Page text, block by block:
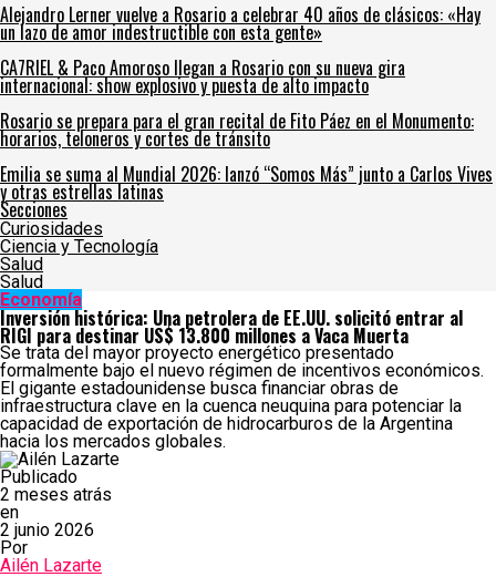
Alejandro Lerner vuelve a Rosario a celebrar 40 años de clásicos: «Hay
un lazo de amor indestructible con esta gente»
CA7RIEL & Paco Amoroso llegan a Rosario con su nueva gira
internacional: show explosivo y puesta de alto impacto
Rosario se prepara para el gran recital de Fito Páez en el Monumento:
horarios, teloneros y cortes de tránsito
Emilia se suma al Mundial 2026: lanzó “Somos Más” junto a Carlos Vives
y otras estrellas latinas
Secciones
Curiosidades
Ciencia y Tecnología
Salud
Salud
Economía
Inversión histórica: Una petrolera de EE.UU. solicitó entrar al
RIGI para destinar US$ 13.800 millones a Vaca Muerta
Se trata del mayor proyecto energético presentado
formalmente bajo el nuevo régimen de incentivos económicos.
El gigante estadounidense busca financiar obras de
infraestructura clave en la cuenca neuquina para potenciar la
capacidad de exportación de hidrocarburos de la Argentina
hacia los mercados globales.
Publicado
2 meses atrás
en
2 junio 2026
Por
Ailén Lazarte